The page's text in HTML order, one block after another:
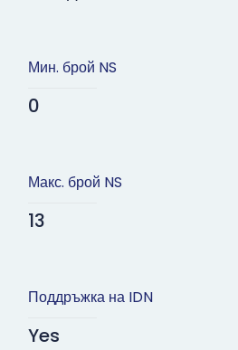
Мин. брой NS
0
Макс. брой NS
13
Поддръжка на IDN
Yes